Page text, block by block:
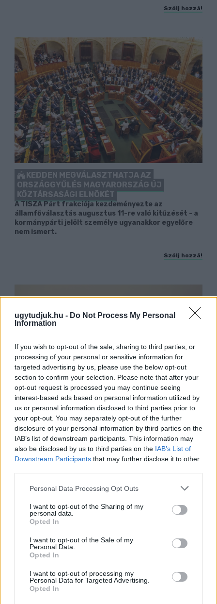
ugytudjuk.hu - Do Not Process My Personal
Information
If you wish to opt-out of the sale, sharing to third parties, or
processing of your personal or sensitive information for
targeted advertising by us, please use the below opt-out
section to confirm your selection. Please note that after your
opt-out request is processed you may continue seeing
interest-based ads based on personal information utilized by
us or personal information disclosed to third parties prior to
your opt-out. You may separately opt-out of the further
disclosure of your personal information by third parties on the
IAB’s list of downstream participants. This information may
also be disclosed by us to third parties on the IAB’s List of
Downstream Participants that may further disclose it to other
Please note that this website/app uses one or more Google
not limited to your visit or usage behaviour. You may click to
grant or deny consent to Google and its third-party tags to
use your data for below specified purposes in below Google
consent section.
Personal Data Processing Opt Outs
I want to opt-out of the Sharing of my
personal data.
Opted In
I want to opt-out of the Sale of my
Personal Data.
Opted In
I want to opt-out of processing my
Personal Data for Targeted Advertising.
Opted In
Szólj hozzá!
KEDDEN MEGVÁLASZTHATJA AZ
ORSZÁGGYŰLÉS MAGYARORSZÁG ÚJ
KÖZTÁRSASÁGI ELNÖKÉT
A TISZA Párt frakciója kezdeményezte az
államfőválasztás augusztus 11-re való kitűzését - a
kormánypárti jelölt személye ugyanakkor egyelőre
nem ismert.
Szólj hozzá!
SZAKÉRTŐ A DUNA ALACSONY
VÍZÁLLÁSÁRÓL: A VÍZLÉPCSŐ SEM CSODASZER
ÖNMAGÁBAN, A KLÍMAVÁLTOZÁS MIATT ÚJ
SZEMLÉLETRE VAN SZÜKSÉG
A BME vízmérnöke szerint a Paksi Atomerőmű
már a klímamodellekre kell alapozni.
Szólj hozzá!